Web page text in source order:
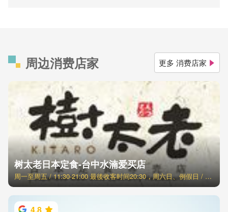
周边消费店家 更多 消费店家
树太老日本定食-台中水湳爱买店
周一至周五 / 11:30-21:00 最後收客时间20:30，周六日、例假日 / 11:00-21:30 最後收客时间21:00
4.8